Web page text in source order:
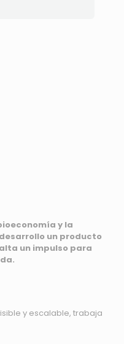
y la
un producto
un impulso para
y escalable, trabaja